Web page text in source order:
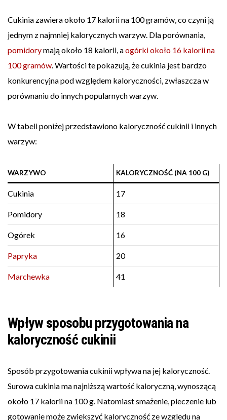
Cukinia zawiera około 17 kalorii na 100 gramów, co czyni ją
jednym z najmniej kalorycznych warzyw. Dla porównania,
pomidorymają około 18 kalorii, aogórki około 16 kalorii na
100 gramów. Wartości te pokazują, że cukinia jest bardzo
konkurencyjna pod względem kaloryczności, zwłaszcza w
porównaniu do innych popularnych warzyw.
W tabeli poniżej przedstawiono kaloryczność cukinii i innych
warzyw:
WARZYWO KALORYCZNOŚĆ (NA 100 G)
Cukinia 17
Pomidory 18
Ogórek 16
Papryka 20
Marchewka 41
Wpływ sposobu przygotowania na
kaloryczność cukinii
Sposób przygotowania cukinii wpływa na jej kaloryczność.
Surowa cukinia ma najniższą wartość kaloryczną, wynoszącą
około 17 kalorii na 100 g. Natomiast smażenie, pieczenie lub
gotowanie może zwiększyć kaloryczność ze względu na